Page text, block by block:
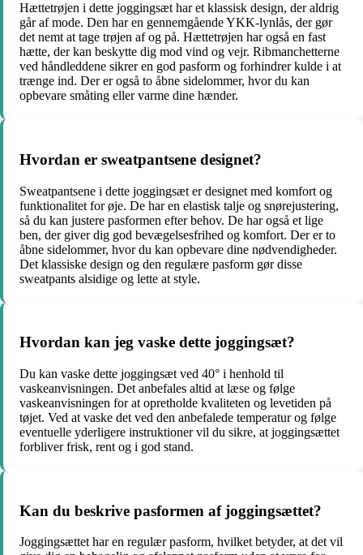
Hættetrøjen i dette joggingsæt har et klassisk design, der aldrig
går af mode. Den har en gennemgående YKK-lynlås, der gør
det nemt at tage trøjen af og på. Hættetrøjen har også en fast
hætte, der kan beskytte dig mod vind og vejr. Ribmanchetterne
ved håndleddene sikrer en god pasform og forhindrer kulde i at
trænge ind. Der er også to åbne sidelommer, hvor du kan
opbevare småting eller varme dine hænder.
Hvordan er sweatpantsene designet?
Sweatpantsene i dette joggingsæt er designet med komfort og
funktionalitet for øje. De har en elastisk talje og snørejustering,
så du kan justere pasformen efter behov. De har også et lige
ben, der giver dig god bevægelsesfrihed og komfort. Der er to
åbne sidelommer, hvor du kan opbevare dine nødvendigheder.
Det klassiske design og den regulære pasform gør disse
sweatpants alsidige og lette at style.
Hvordan kan jeg vaske dette joggingsæt?
Du kan vaske dette joggingsæt ved 40° i henhold til
vaskeanvisningen. Det anbefales altid at læse og følge
vaskeanvisningen for at opretholde kvaliteten og levetiden på
tøjet. Ved at vaske det ved den anbefalede temperatur og følge
eventuelle yderligere instruktioner vil du sikre, at joggingsættet
forbliver frisk, rent og i god stand.
Kan du beskrive pasformen af joggingsættet?
Joggingsættet har en regulær pasform, hvilket betyder, at det vil